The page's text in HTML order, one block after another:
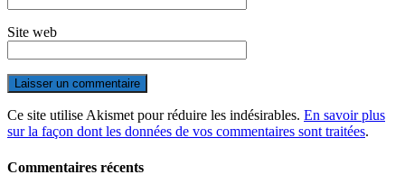
Site web
Ce site utilise Akismet pour réduire les indésirables. En savoir plus
sur la façon dont les données de vos commentaires sont traitées.
Commentaires récents